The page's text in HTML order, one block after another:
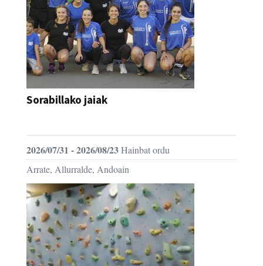
Sorabillako jaiak
2026/07/31 - 2026/08/23Hainbat ordu
Arrate, Allurralde, Andoain